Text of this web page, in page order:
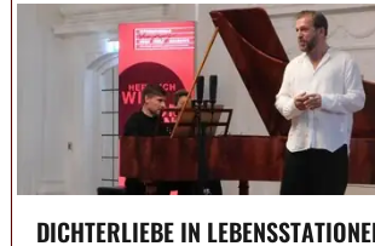
DICHTERLIEBE IN